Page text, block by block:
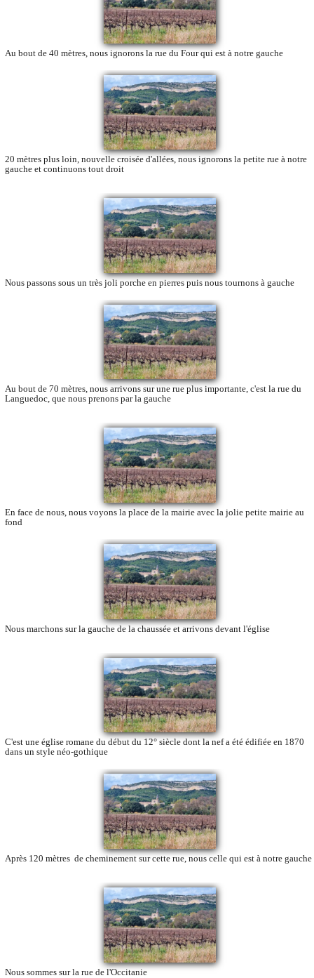
Au bout de 40 mètres, nous ignorons la rue du Four qui est à notre gauche
20 mètres plus loin, nouvelle croisée d'allées, nous ignorons la petite rue à notre
gauche et continuons tout droit
Nous passons sous un très joli porche en pierres puis nous tournons à gauche
Au bout de 70 mètres, nous arrivons sur une rue plus importante, c'est la rue du
Languedoc, que nous prenons par la gauche
En face de nous, nous voyons la place de la mairie avec la jolie petite mairie au
fond
Nous marchons sur la gauche de la chaussée et arrivons devant l'église
C'est une église romane du début du 12° siècle dont la nef a été édifiée en 1870
dans un style néo-gothique
Après 120 mètres de cheminement sur cette rue, nous celle qui est à notre gauche
Nous sommes sur la rue de l'Occitanie